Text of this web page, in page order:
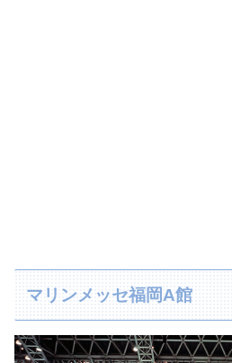
マリンメッセ福岡A館